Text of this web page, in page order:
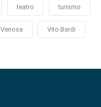
teatro turismo
Venosa Vito Bardi